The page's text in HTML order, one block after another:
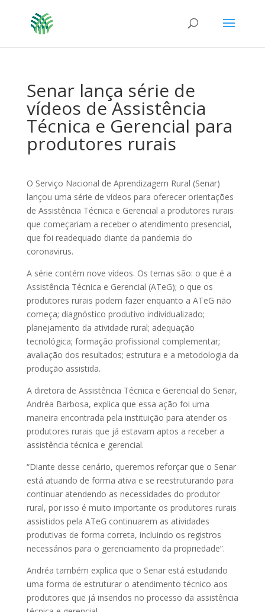
Senar lança série de
vídeos de Assistência
Técnica e Gerencial para
produtores rurais
O Serviço Nacional de Aprendizagem Rural (Senar)
lançou uma série de vídeos para oferecer orientações
de Assistência Técnica e Gerencial a produtores rurais
que começariam a receber o atendimento presencial,
que foi readequado diante da pandemia do
coronavirus.
A série contém nove vídeos. Os temas são: o que é a
Assistência Técnica e Gerencial (ATeG); o que os
produtores rurais podem fazer enquanto a ATeG não
começa; diagnóstico produtivo individualizado;
planejamento da atividade rural; adequação
tecnológica; formação profissional complementar;
avaliação dos resultados; estrutura e a metodologia da
produção assistida.
A diretora de Assistência Técnica e Gerencial do Senar,
Andréa Barbosa, explica que essa ação foi uma
maneira encontrada pela instituição para atender os
produtores rurais que já estavam aptos a receber a
assistência técnica e gerencial.
“Diante desse cenário, queremos reforçar que o Senar
está atuando de forma ativa e se reestruturando para
continuar atendendo as necessidades do produtor
rural, por isso é muito importante os produtores rurais
assistidos pela ATeG continuarem as atividades
produtivas de forma correta, incluindo os registros
necessários para o gerenciamento da propriedade”.
Andréa também explica que o Senar está estudando
uma forma de estruturar o atendimento técnico aos
produtores que já inseridos no processo da assistência